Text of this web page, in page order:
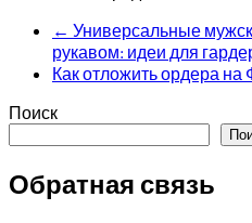
← Универсальные
рукавом: идеи для
Как отложить ордера на
Поиск
Обратная связь